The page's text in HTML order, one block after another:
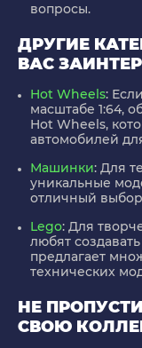
вопросы.
ДРУГИЕ
ВАС
Hot Wheels:
масштабе 1:64,
Hot Wheels,
автомобилей
Машинки: Для
уникальные
отличный
Lego: Для
любят
предлагает
технических
НЕ
СВОЮ